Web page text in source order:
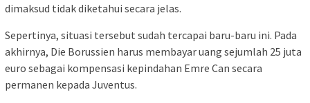
dimaksud tidak diketahui secara jelas.
Sepertinya, situasi tersebut sudah tercapai baru-baru ini. Pada
akhirnya, Die Borussien harus membayar uang sejumlah 25 juta
euro sebagai kompensasi kepindahan Emre Can secara
permanen kepada Juventus.